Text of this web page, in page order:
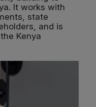
It works with
state
and is
Kenya